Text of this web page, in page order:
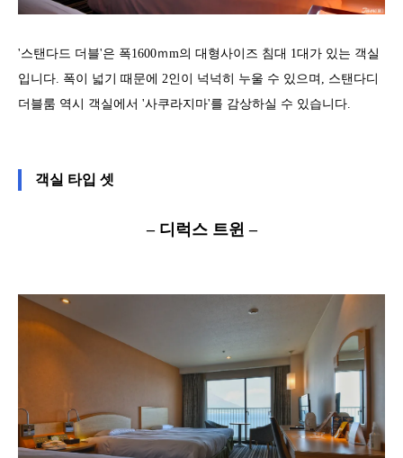
'스탠다드 더블'은 폭1600ｍm의 대형사이즈 침대 1대가 있는 객실
입니다. 폭이 넓기 때문에 2인이 넉넉히 누울 수 있으며, 스탠다디
더블룸 역시 객실에서 '사쿠라지마'를 감상하실 수 있습니다.
객실 타입 셋
– 디럭스 트윈 –